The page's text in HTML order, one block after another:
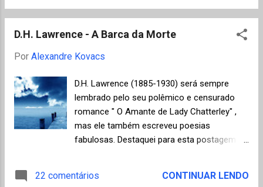
Reed e Stephen Crane Segue a relação de
todos os doze títulos publicados até o...
Museu do Prado com mais de 1000 obras
clicando aqui . Segundo a organização da
mitos que resumem a sabedoria dos antigos
sobre o comportamento e as emoções dos
seres humanos. Apoiado em sua fé e no
poder das formas pintadas para influir no
ânimo dos espectadores e em uma enfática
Olhando o detalhe da abertura desta
D.H. Lawrence - A Barca da Morte
Por Alexandre Kovacs
D.H. Lawrence (1885-1930) será sempre
lembrado pelo seu polêmico e censurado
romance " O Amante de Lady Chatterley" ,
mas ele também escreveu poesias
fabulosas. Destaquei para esta postagem "
absolutamente incompatíveis com a
22 comentários CONTINUAR LENDO